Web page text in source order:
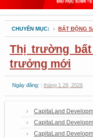
CHUYÊN MỤC: BẤT ĐỘNG
Thị trường
trưởng mới
Ngày đăng: : tháng 1 28, 2026
CapitaLand
CapitaLand
CapitaLand